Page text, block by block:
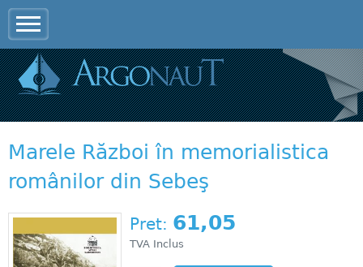
Marele Război în memorialistica
românilor din Sebeş
Pret: 61,05
TVA Inclus